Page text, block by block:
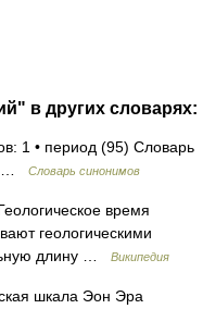
в других словарях:
1 • период (95) Словарь
…
Словарь синонимов
время
геологическими
длину …
Википедия
шкала Эон Эра